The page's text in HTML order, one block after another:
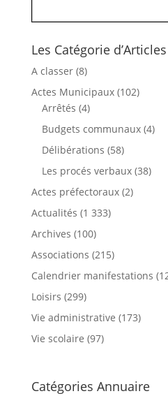
Les Catégorie d’Articles
A classer(8)
Actes Municipaux(102)
Arrêtés (4)
Budgets communaux(4)
Délibérations (58)
Les procés verbaux(38)
Actes préfectoraux(2)
Actualités (1 333)
Archives (100)
Associations (215)
Calendrier manifestations
Loisirs (299)
Vie administrative (173)
Vie scolaire (97)
Catégories Annuaire